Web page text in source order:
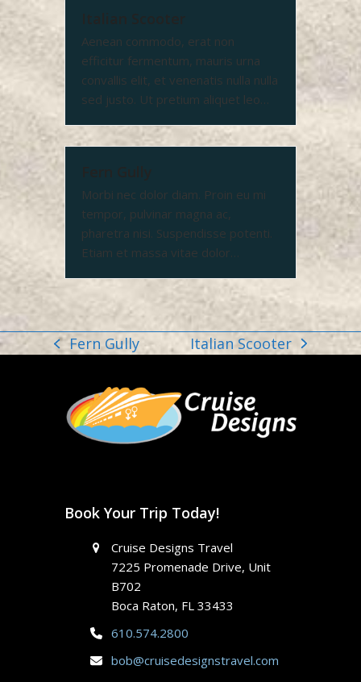
Aenean commodo, erat non
efficitur fermentum, mauris urna
convallis elit, et venenatis nulla nulla
sed justo. Ut pretium aliquet leo…
Morbi nec dolor diam. Proin eu mi
tempor, pulvinar magna ac,
pharetra nisi. Suspendisse potenti.
Etiam et massa vitae dolor…
previous
Fern Gully
next
Italian Scooter
Book Your Trip Today!
Cruise Designs Travel
7225 Promenade Drive, Unit
B702
Boca Raton, FL 33433
610.574.2800
bob@cruisedesignstravel.com